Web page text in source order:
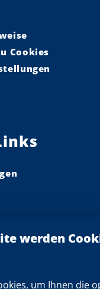
um Ihnen die
Cookies